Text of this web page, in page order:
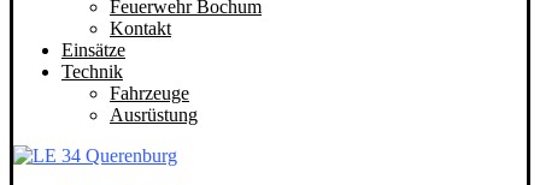
Feuerwehr Bochum
Kontakt
Einsätze
Technik
Fahrzeuge
Ausrüstung